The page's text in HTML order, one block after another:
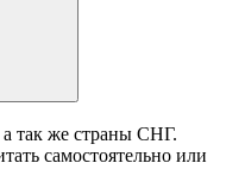
так же страны СНГ.
самостоятельно или